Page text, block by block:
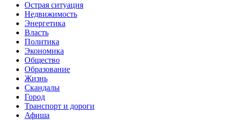
Острая ситуация
Недвижимость
Энергетика
Власть
Политика
Экономика
Общество
Образование
Жизнь
Скандалы
Город
Транспорт и дороги
Афиша